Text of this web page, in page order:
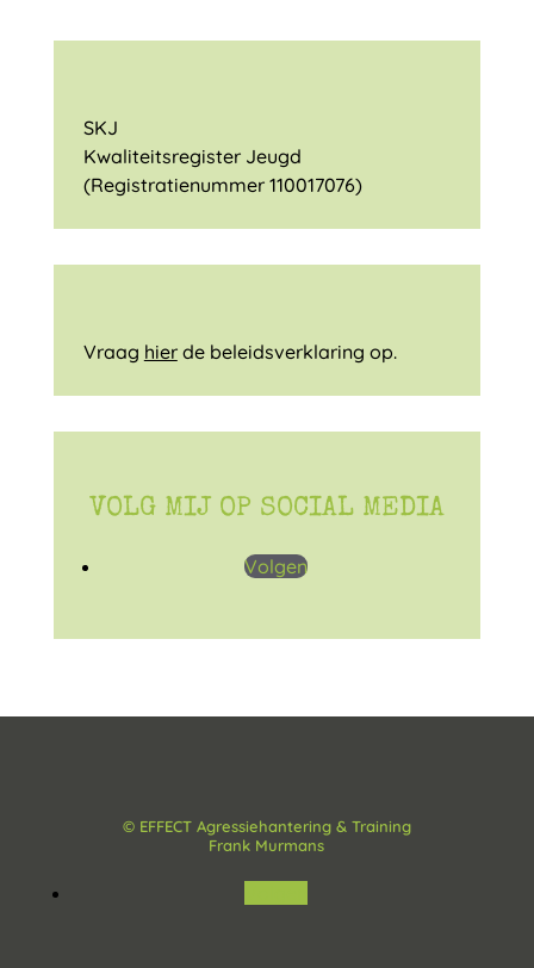
SKJ
Kwaliteitsregister Jeugd
(Registratienummer 110017076)
Vraag hier de beleidsverklaring op.
VOLG MIJ OP SOCIAL MEDIA
Volgen
© EFFECT Agressiehantering & Training
Frank Murmans